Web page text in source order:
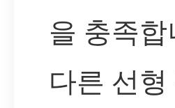
을 충족
다른 선